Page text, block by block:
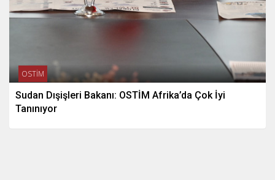
OSTİM
Sudan Dışişleri Bakanı: OSTİM Afrika’da Çok İyi
Tanınıyor